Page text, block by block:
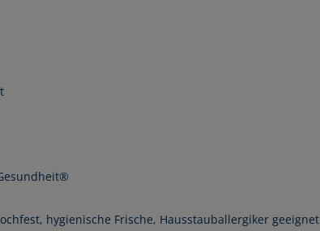
hygienische Frische, Hausstauballergiker geeignet